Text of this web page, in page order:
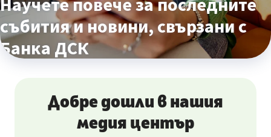
събития и новини, свързани с
Банка ДСК
Добре дошли в нашия
медия център